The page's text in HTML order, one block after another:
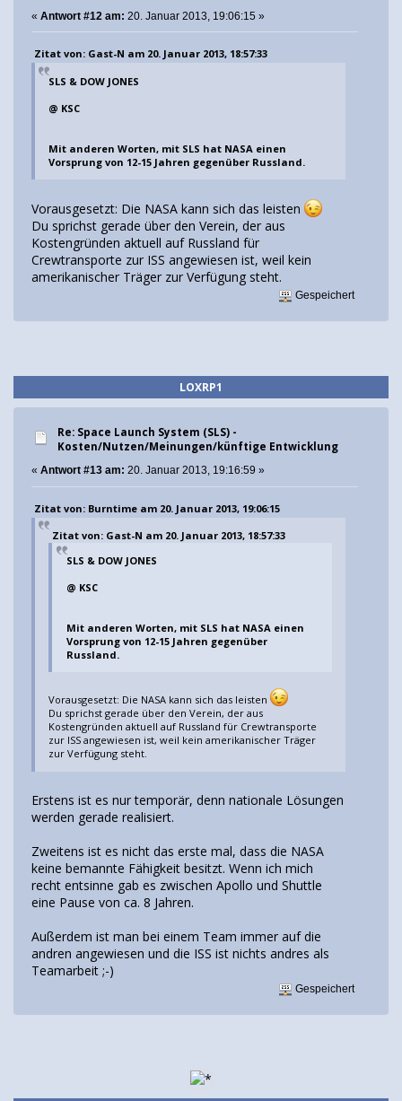
« Antwort #12 am: 20. Januar 2013, 19:06:15 »
Zitat von: Gast-N am 20. Januar 2013, 18:57:33
SLS & DOW JONES
@ KSC
Mit anderen Worten, mit SLS hat NASA einen
Vorsprung von 12-15 Jahren gegenüber Russland.
Vorausgesetzt: Die NASA kann sich das leisten
Du sprichst gerade über den Verein, der aus
Kostengründen aktuell auf Russland für
Crewtransporte zur ISS angewiesen ist, weil kein
amerikanischer Träger zur Verfügung steht.
Gespeichert
LOXRP1
Re: Space Launch System (SLS) -
Kosten/Nutzen/Meinungen/künftige Entwicklung
« Antwort #13 am: 20. Januar 2013, 19:16:59 »
Zitat von: Burntime am 20. Januar 2013, 19:06:15
Zitat von: Gast-N am 20. Januar 2013, 18:57:33
SLS & DOW JONES
@ KSC
Mit anderen Worten, mit SLS hat NASA einen
Vorsprung von 12-15 Jahren gegenüber
Russland.
Vorausgesetzt: Die NASA kann sich das leisten
Du sprichst gerade über den Verein, der aus
Kostengründen aktuell auf Russland für Crewtransporte
zur ISS angewiesen ist, weil kein amerikanischer Träger
zur Verfügung steht.
Erstens ist es nur temporär, denn nationale Lösungen
werden gerade realisiert.
Zweitens ist es nicht das erste mal, dass die NASA
keine bemannte Fähigkeit besitzt. Wenn ich mich
recht entsinne gab es zwischen Apollo und Shuttle
eine Pause von ca. 8 Jahren.
Außerdem ist man bei einem Team immer auf die
andren angewiesen und die ISS ist nichts andres als
Teamarbeit ;-)
Gespeichert